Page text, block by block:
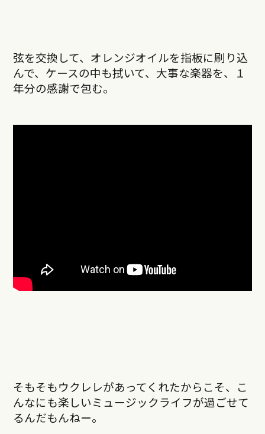
弦を交換して、オレンジオイルを指板に刷り込
んで、ケースの中も拭いて、大事な楽器を、１
年分の感謝で包む。
そもそもウクレレがあってくれたからこそ、こ
んなにも楽しいミュージックライフが過ごせて
るんだもんねー。